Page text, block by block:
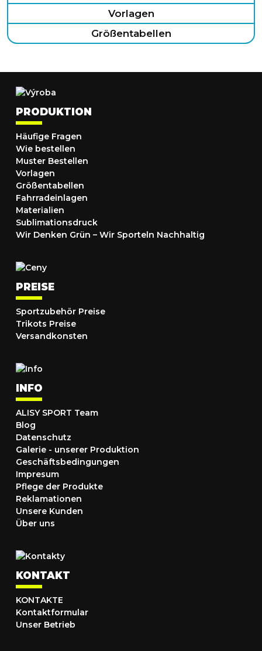
Vorlagen
Größentabellen
PRODUKTION
Häufige Fragen
Wie bestellen
Muster Bestellen
Vorlagen
Größentabellen
Fahrradeinlagen
Materialien
Sublimationsdruck
Wir Denken Grün – Wir Sporteln Nachhaltig
PREISE
Sportzubehör Preise
Trikots Preise
Versandkonsten
INFO
ALISY SPORT Team
Blog
Datenschutz
Galerie - unserer Produktion
Geschäftsbedingungen
Impresum
Pflege der Produkte
Reklamationen
Unsere Kunden
Über uns
KONTAKT
KONTAKTE
Kontaktformular
Unser Betrieb